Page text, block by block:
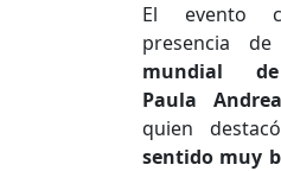
El evento
presencia
mundial
Paula
quien
sentido muy